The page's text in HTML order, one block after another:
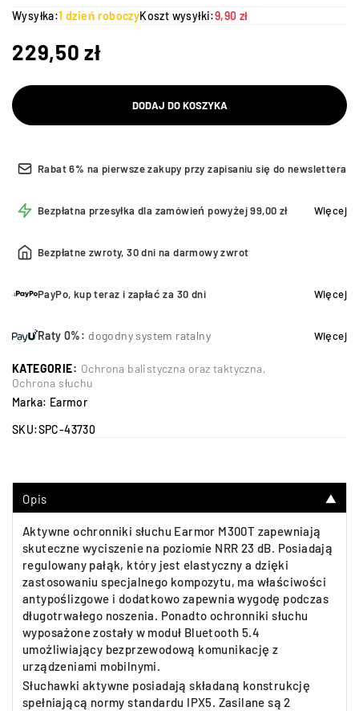
Wysyłka:1 dzień roboczyKoszt wysyłki:9,90 zł
229,50zł
DODAJ DO KOSZYKA
Rabat 6% na pierwsze zakupy przy zapisaniu się do newslettera
Bezpłatna przesyłka dla zamówień powyżej 99,00 zł Więcej
Bezpłatne zwroty, 30 dni na darmowy zwrot
PayPo, kup teraz i zapłać za 30 dni Więcej
Raty 0%: dogodny system ratalny Więcej
KATEGORIE: Ochrona balistyczna oraz taktyczna,
Ochrona słuchu
Marka: Earmor
SKU:SPC-43730
Opis ▼
Aktywne ochronniki słuchu Earmor M300T zapewniają
skuteczne wyciszenie na poziomie NRR 23 dB. Posiadają
regulowany pałąk, który jest elastyczny a dzięki
zastosowaniu specjalnego kompozytu, ma właściwości
antypoślizgowe i dodatkowo zapewnia wygodę podczas
długotrwałego noszenia. Ponadto ochronniki słuchu
wyposażone zostały w moduł Bluetooth 5.4
umożliwiający bezprzewodową komunikację z
urządzeniami mobilnymi.
Słuchawki aktywne posiadają składaną konstrukcję
spełniającą normy standardu IPX5. Zasilane są 2